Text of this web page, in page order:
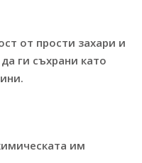
от прости захари и
ги съхрани като
им